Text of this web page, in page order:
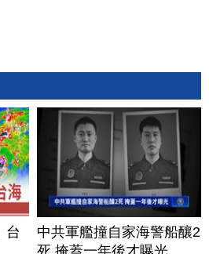
台
中共軍艦撞自家海警船釀2
死 掩蓋一年後才曝光